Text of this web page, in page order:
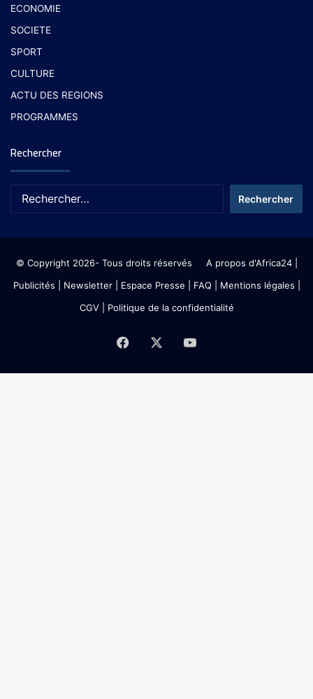
ECONOMIE
SOCIETE
SPORT
CULTURE
ACTU DES REGIONS
PROGRAMMES
Rechercher
© Copyright 2026- Tous droits réservés A propos d'Africa24|
Publicités
Newsletter| Espace Presse | FAQ | Mentions légales
CGV| Politique de la confidentialité